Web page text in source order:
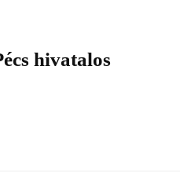
hivatalos